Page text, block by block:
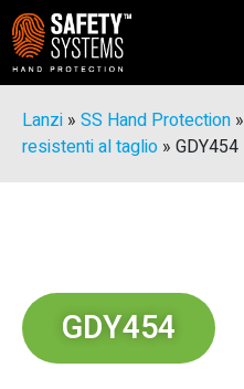
Lanzi » SS Hand Protection »
resistenti al taglio » GDY454
GDY454